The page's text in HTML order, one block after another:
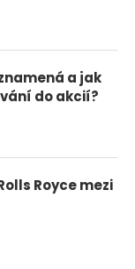
a jak
do akcií?
Royce mezi